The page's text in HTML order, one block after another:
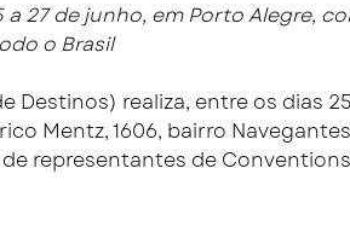
27 de junho, em Porto Alegre,
o Brasil
Destinos) realiza, entre os dias
Mentz, 1606, bairro
representantes de